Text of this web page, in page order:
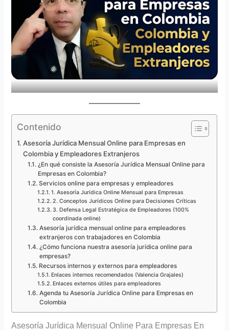
Contenido
Asesoría Jurídica Mensual Online para Empresas en
Colombia y Empleadores Extranjeros
¿En qué consiste la Asesoría Jurídica Mensual Online para
Empresas en Colombia?
Servicios online para empresas y empleadores
1. Asesoría Jurídica Online Mensual para Empresas
2. Conceptos Jurídicos Online para Decisiones Críticas
3. Defensa Legal Estratégica de Empleadores (100%
coordinada online)
Asesoría jurídica mensual online para empleadores
extranjeros con trabajadores en Colombia
¿Cómo funciona nuestra asesoría jurídica online para
empresas?
Recursos internos y externos para empleadores
Enlaces internos recomendados (Valencia Grajales)
Enlaces externos útiles para empleadores
Agenda tu Asesoría Jurídica Online para Empresas en
Colombia
Asesoría Jurídica Mensual Online Para Empresas En